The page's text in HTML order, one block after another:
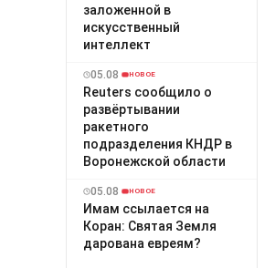
заложенной в
искусственный
интеллект
05.08 НОВОЕ
Reuters сообщило о
развёртывании
ракетного
подразделения КНДР в
Воронежской области
05.08 НОВОЕ
Имам ссылается на
Коран: Святая Земля
дарована евреям?